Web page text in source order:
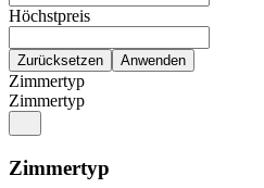
Höchstpreis
Zimmertyp
Zimmertyp
Zimmertyp